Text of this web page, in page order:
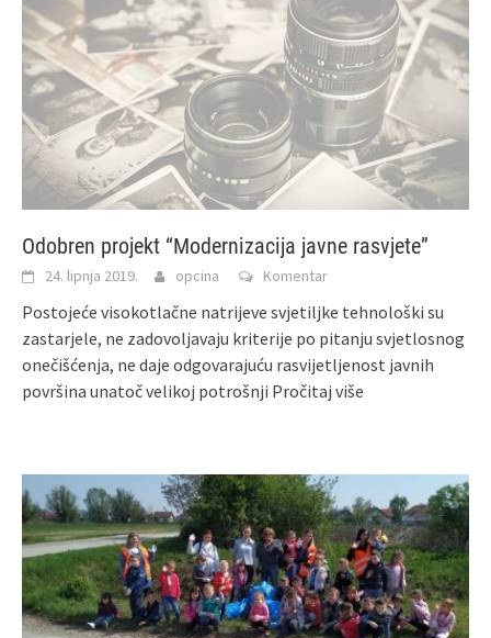
Odobren projekt “Modernizacija javne rasvjete”
24. lipnja 2019. opcina Komentar
Postojeće visokotlačne natrijeve svjetiljke tehnološki su
zastarjele, ne zadovoljavaju kriterije po pitanju svjetlosnog
onečišćenja, ne daje odgovarajuću rasvijetljenost javnih
površina unatoč velikoj potrošnji Pročitaj više